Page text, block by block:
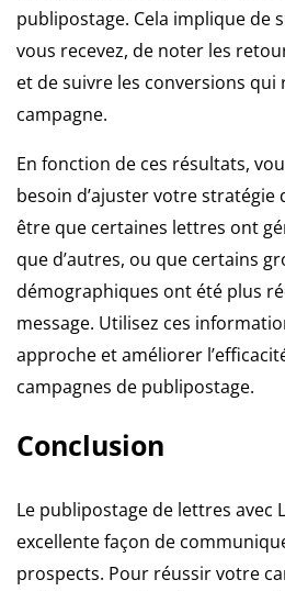
publipostage. Cela implique de
vous recevez, de noter les
et de suivre les conversions
campagne.
En fonction de ces résultats,
besoin d’ajuster votre stratégie
être que certaines lettres ont
que d’autres, ou que certains
démographiques ont été plus
message. Utilisez ces
approche et améliorer
campagnes de publipostage.
Conclusion
Le publipostage de lettres avec
excellente façon de
prospects. Pour réussir votre